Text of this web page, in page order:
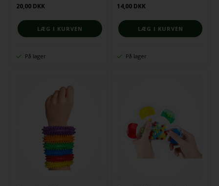
20,00 DKK
På lager
14,00 DKK
På lager